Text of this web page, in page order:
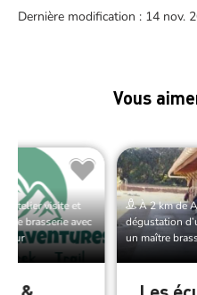
Dernière modification : 14 nov.
Vous
Atelier visite et
brasserie avec
À 2 km de
dégustation
un maître